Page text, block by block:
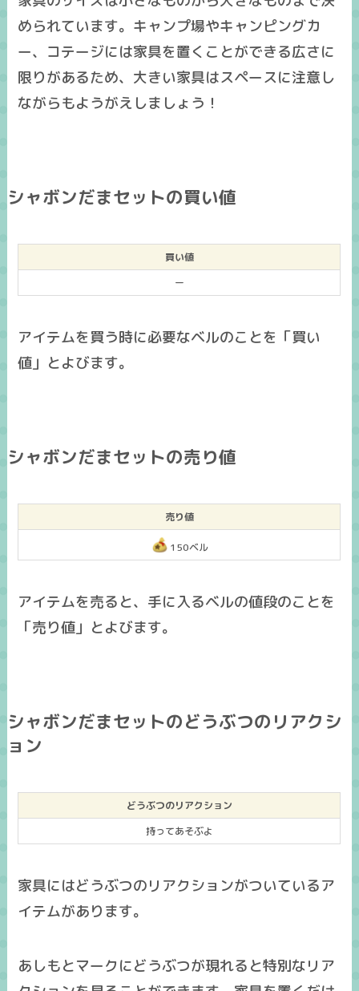
められています。キャンプ場やキャンピングカ
ー、コテージには家具を置くことができる広さに
限りがあるため、大きい家具はスペースに注意し
ながらもようがえしましょう！
シャボンだまセットの買い値
買い値
ー
アイテムを買う時に必要なベルのことを「買い
値」とよびます。
シャボンだまセットの売り値
売り値
150ベル
アイテムを売ると、手に入るベルの値段のことを
「売り値」とよびます。
シャボンだまセットのどうぶつのリアクシ
ョン
どうぶつのリアクション
持ってあそぶよ
家具にはどうぶつのリアクションがついているア
イテムがあります。
あしもとマークにどうぶつが現れると特別なリア